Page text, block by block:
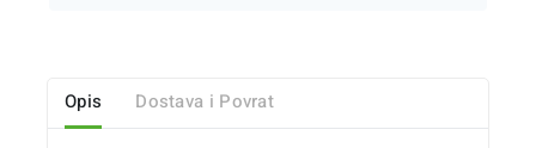
Opis Dostava i Povrat